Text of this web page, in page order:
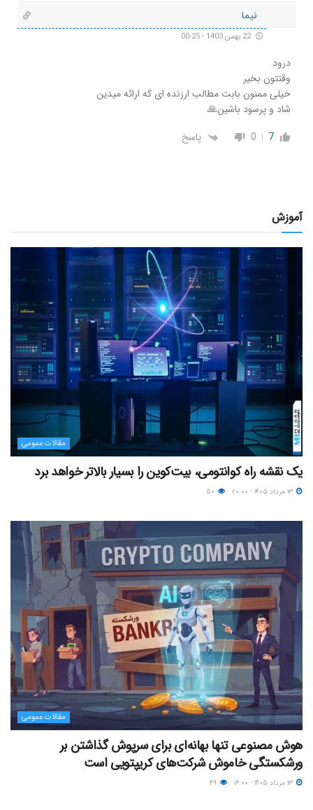
نیما
22 بهمن 1403 - 00:25
درود
وقتتون بخیر
خیلی ممنون بابت مطالب ارزنده ای که ارائه میدین
شاد و پرسود باشین🙏
7
0 پاسخ
آموزش
مقالات عمومی
یک نقشه راه کوانتومی، بیت‌کوین را بسیار بالاتر خواهد برد
مقالات عمومی
هوش مصنوعی تنها بهانه‌ای برای سرپوش گذاشتن بر
ورشکستگی خاموش شرکت‌های کریپتویی است